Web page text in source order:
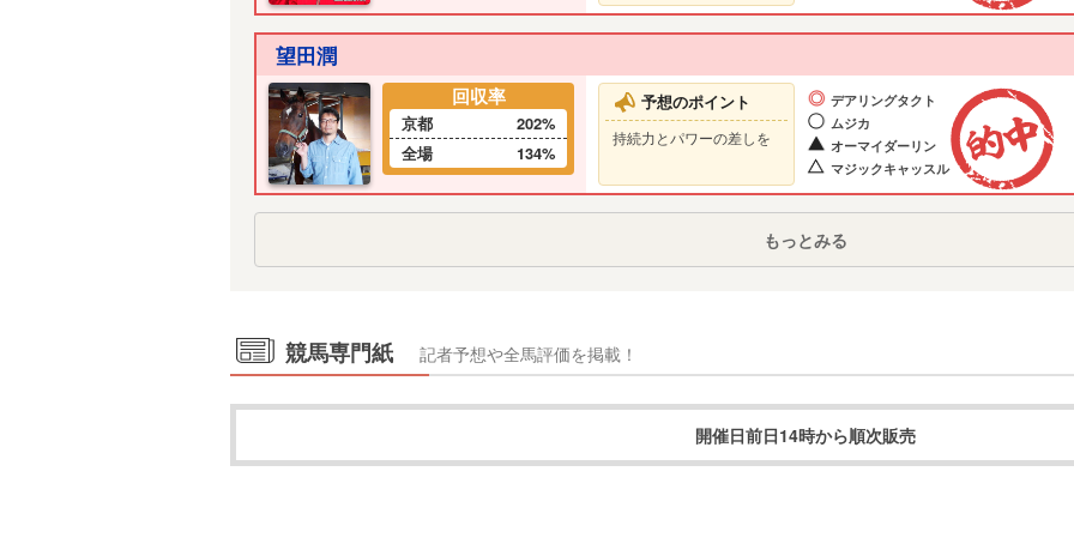
望田潤
回収率
京都
202%
全場
134%
予想のポイント
持続力とパワーの差しを
デアリングタクト
ムジカ
オーマイダーリン
マジックキャッスル
もっとみる
競馬専門紙
開催日前日14時から順次販売